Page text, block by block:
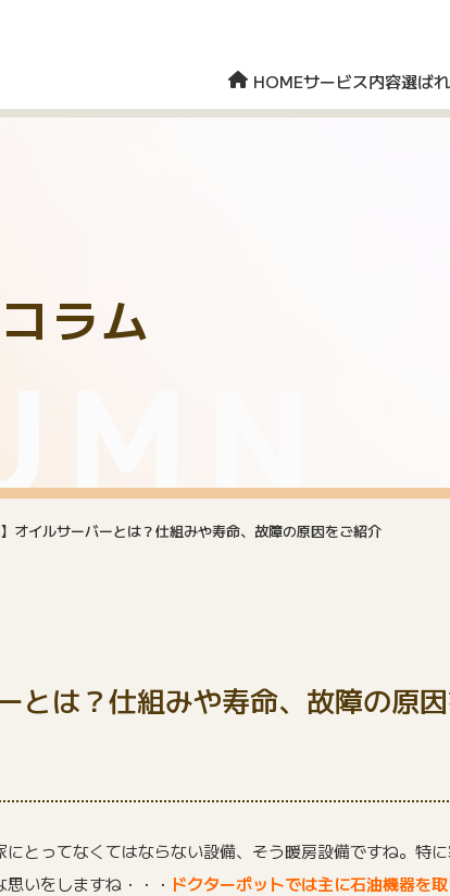
HOMEサービス内容選ば
ラム
】オイルサーバーとは？仕組みや寿命、故障の原因をご紹介
とは？仕組みや寿命、故障の原
とってなくてはならない設備、そう暖房設備ですね。特
いをしますね・・・ ドクターポットでは主に石油機器を